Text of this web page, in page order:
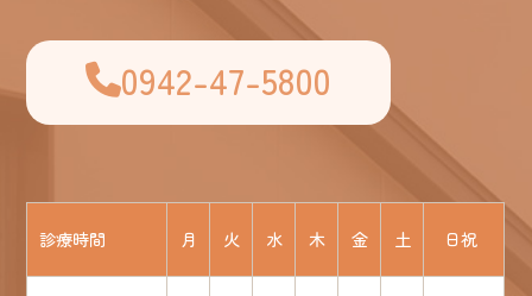
0942-47-5800
診療時間 月 火 水 木 金 土 日祝